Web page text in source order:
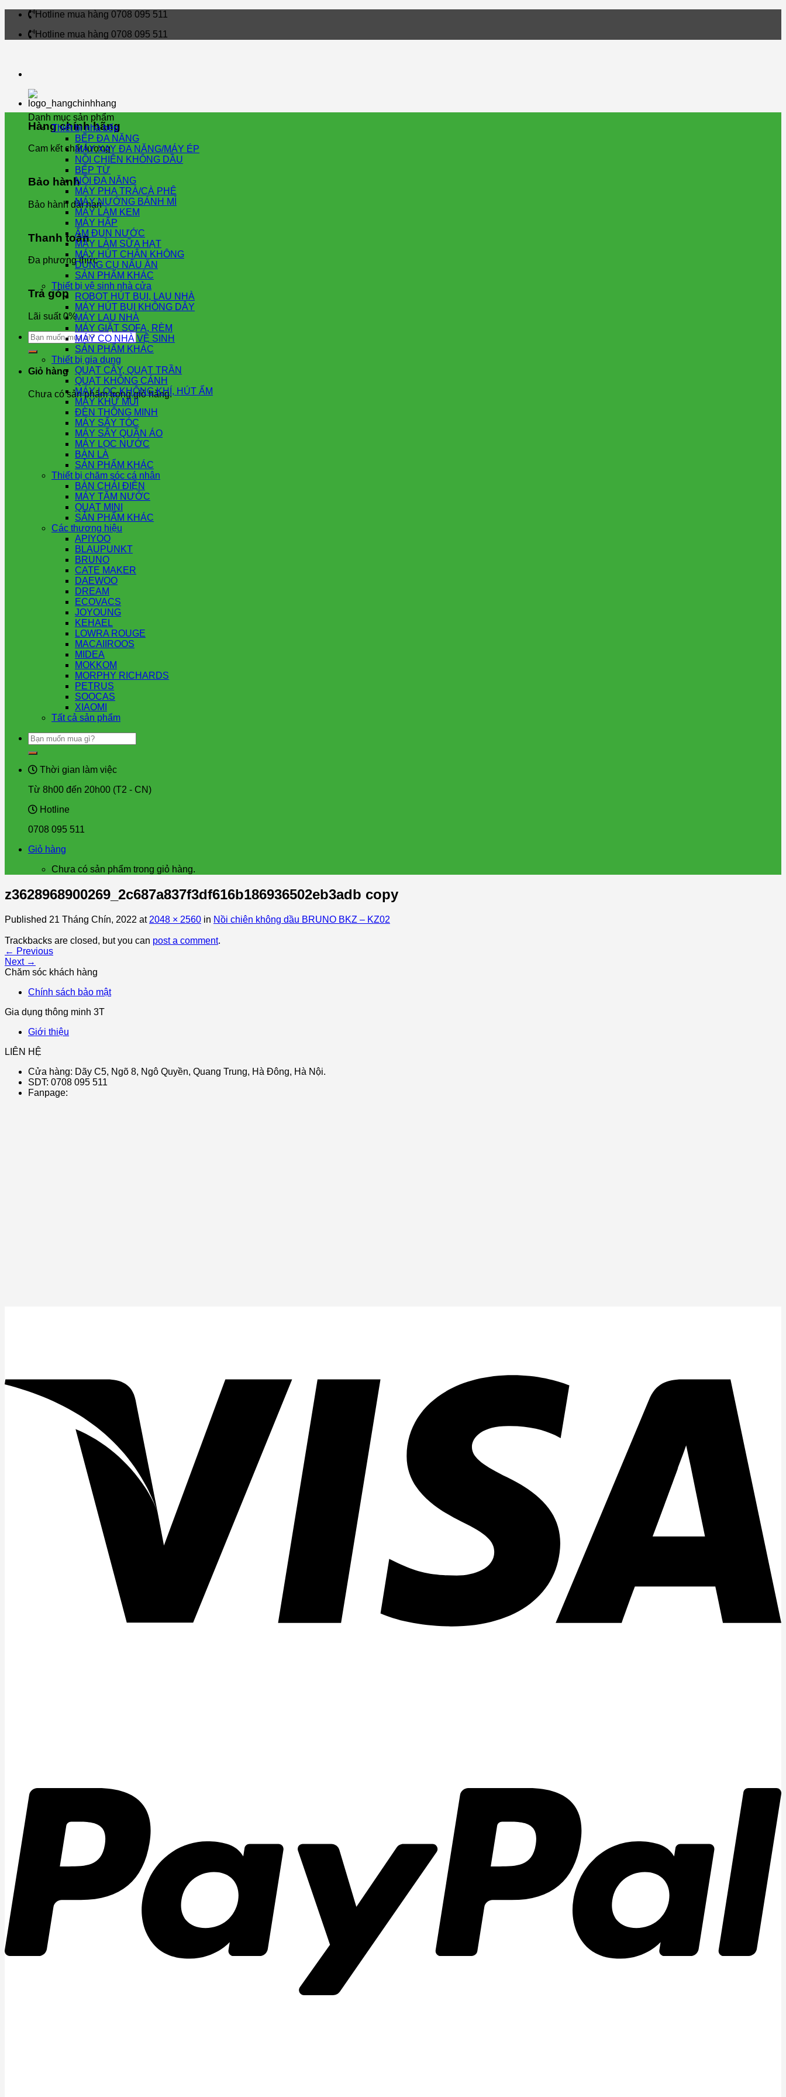
Skip
content
Hotline mua hàng 0708 095 511
Hotline mua hàng 0708 095 511
Hàng chính hãng
Cam kết chất lượng
Bảo hành
Bảo hành dài hạn
Thanh toán
Đa phương thức
Trả góp
Lãi suất 0%
Tìm
kiếm:
Giỏ hàng
Chưa có sản phẩm trong giỏ hàng.
Danh mục sản phẩm
Thiết bị nhà bếp
BẾP ĐA NĂNG
MÁY XAY ĐA NĂNG/MÁY ÉP
NỒI CHIÊN KHÔNG DẦU
BẾP TỪ
NỒI ĐA NĂNG
MÁY PHA TRÀ/CÀ PHÊ
MÁY NƯỚNG BÁNH MÌ
MÁY LÀM KEM
MÁY HẤP
ẤM ĐUN NƯỚC
MÁY LÀM SỮA HẠT
MÁY HÚT CHÂN KHÔNG
DỤNG CỤ NẤU ĂN
SẢN PHẨM KHÁC
Thiết bị vệ sinh nhà cửa
ROBOT HÚT BỤI, LAU NHÀ
MÁY HÚT BỤI KHÔNG DÂY
MÁY LAU NHÀ
MÁY GIẶT SOFA, RÈM
MÁY CỌ NHÀ VỆ SINH
SẢN PHẨM KHÁC
Thiết bị gia dụng
QUẠT CÂY, QUẠT TRẦN
QUẠT KHÔNG CÁNH
MÁY LỌC KHÔNG KHÍ, HÚT ẨM
MÁY KHỬ MÙI
ĐÈN THÔNG MINH
MÁY SẤY TÓC
MÁY SẤY QUẦN ÁO
MÁY LỌC NƯỚC
BÀN LÀ
SẢN PHẨM KHÁC
Thiết bị chăm sóc cá nhân
BÀN CHẢI ĐIỆN
MÁY TĂM NƯỚC
QUẠT MINI
SẢN PHẨM KHÁC
Các thương hiệu
APIYOO
BLAUPUNKT
BRUNO
CATE MAKER
DAEWOO
DREAM
ECOVACS
JOYOUNG
KEHAEL
LOWRA ROUGE
MACAIIROOS
MIDEA
MOKKOM
MORPHY RICHARDS
PETRUS
SOOCAS
XIAOMI
Tất cả sản phẩm
Tìm
kiếm:
Thời gian làm việc
Từ 8h00 đến 20h00 (T2 - CN)
Hotline
0708 095 511
Giỏ hàng
Chưa có sản phẩm trong giỏ hàng.
z3628968900269_2c687a837f3df616b186936502eb3adb copy
Published 21 Tháng Chín, 2022 at 2048 × 2560 in Nồi chiên không dầu BRUNO BKZ – KZ02
Trackbacks are closed, but you can post a comment.
← Previous
Next →
Chăm sóc khách hàng
Chính sách bảo mật
Gia dụng thông minh 3T
Giới thiệu
LIÊN HỆ
Cửa hàng: Dãy C5, Ngõ 8, Ngô Quyền, Quang Trung, Hà Đông, Hà Nội.
SDT: 0708 095 511
Fanpage: